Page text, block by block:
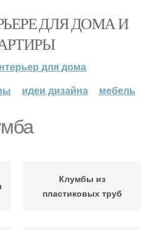
ДЛЯ ДОМА И
для дома
идеи дизайна мебель
Клумбы из
пластиковых труб